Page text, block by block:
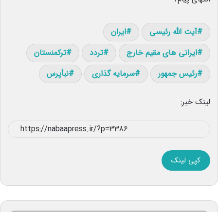
آیت الله رئیسی
ایران
ایرانی های مقیم خارج
تردد
ترکمنستان
رئیس جمهور
سرمایه گذاری نبأپرس
لینک خبر:
کپی لینک